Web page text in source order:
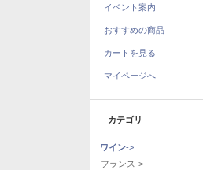
イベント案内
おすすめの商品
カートを見る
マイページへ
カテゴリ
ワイン->
- フランス->